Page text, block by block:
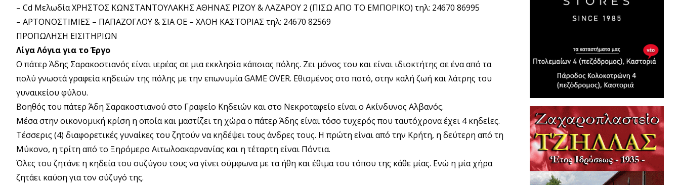
– Cd Μελωδία ΧΡΗΣΤΟΣ ΚΩΝΣΤΑΝΤΟΥΛΑΚΗΣ ΑΘΗΝΑΣ ΡΙΖΟΥ & ΛΑΖΑΡΟΥ 2 (ΠΙΣΩ ΑΠΟ ΤΟ ΕΜΠΟΡΙΚΟ) τηλ: 24670 86995
– ΑΡΤΟΝΟΣΤΙΜΙΕΣ – ΠΑΠΑΖΟΓΛΟΥ & ΣΙΑ ΟΕ – ΧΛΟΗ ΚΑΣΤΟΡΙΑΣ τηλ: 24670 82569
ΠΡΟΠΩΛΗΣΗ ΕΙΣΙΤΗΡΙΩΝ
Λίγα Λόγια για το Έργο
Ο πάτερ Άδης Σαρακοστιανός είναι ιερέας σε μια εκκλησία κάποιας πόλης. Ζει μόνος του και είναι ιδιοκτήτης σε ένα από τα
πολύ γνωστά γραφεία κηδειών της πόλης με την επωνυμία GAME OVER. Εθισμένος στο ποτό, στην καλή ζωή και λάτρης του
γυναικείου φύλου.
Βοηθός του πάτερ Άδη Σαρακοστιανού στο Γραφείο Κηδειών και στο Νεκροταφείο είναι ο Ακίνδυνος Αλβανός.
Μέσα στην οικονομική κρίση η οποία και μαστίζει τη χώρα ο πάτερ Άδης είναι τόσο τυχερός που ταυτόχρονα έχει 4 κηδείες.
Τέσσερις (4) διαφορετικές γυναίκες του ζητούν να κηδέψει τους άνδρες τους. Η πρώτη είναι από την Κρήτη, η δεύτερη από τη
Μύκονο, η τρίτη από το Ξηρόμερο Αιτωλοακαρνανίας και η τέταρτη είναι Πόντια.
Όλες του ζητάνε η κηδεία του συζύγου τους να γίνει σύμφωνα με τα ήθη και έθιμα του τόπου της κάθε μίας. Eνώ η μία χήρα
ζητάει καύση για τον σύζυγό της.